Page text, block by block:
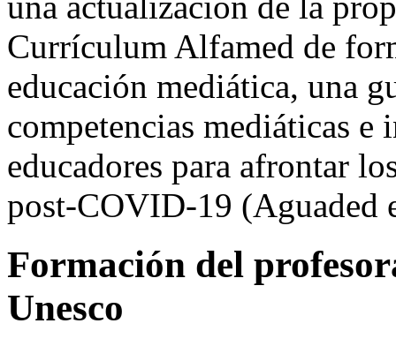
Currículum Alfamed de
educación mediática, una
competencias mediáticas e
educadores para afrontar
post-COVID-19 (Aguaded
Formación del
Unesco